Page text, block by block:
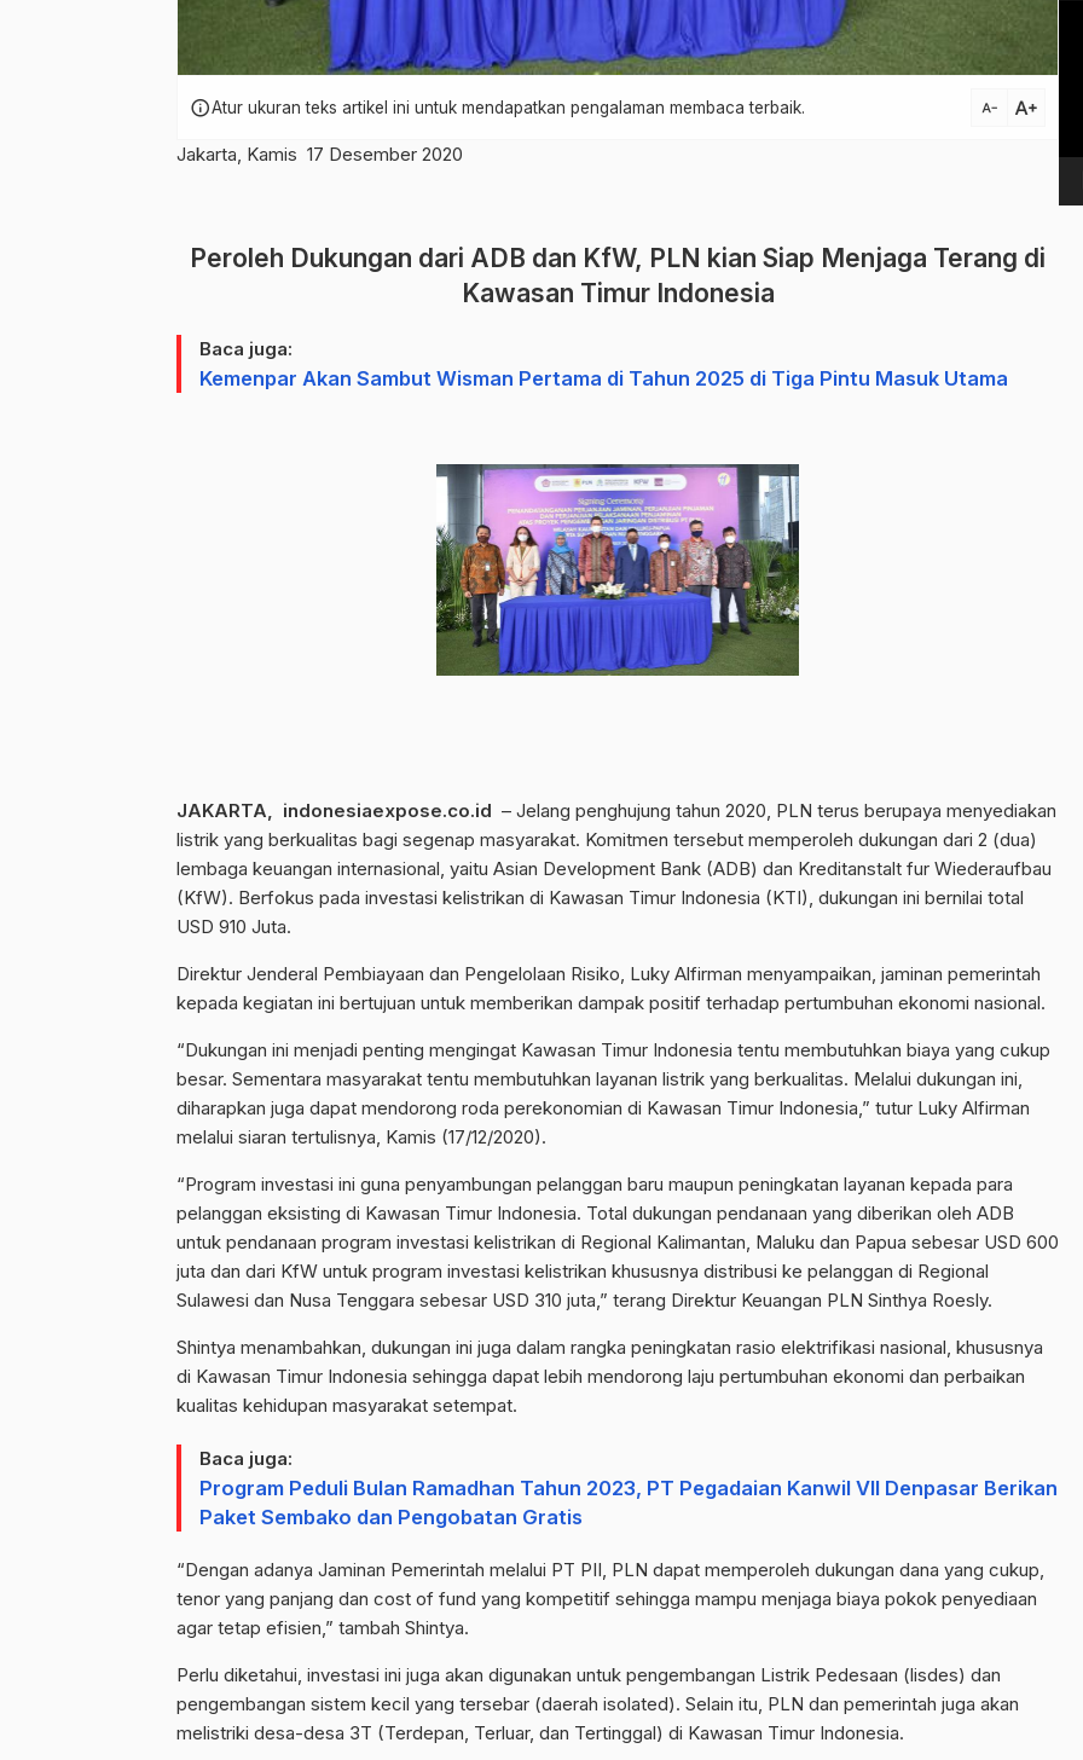
infoAtur ukuran teks artikel ini untuk mendapatkan pengalaman membaca terbaik. text_decrease text_increase
Jakarta, Kamis 17 Desember 2020
Peroleh Dukungan dari ADB dan KfW, PLN kian Siap Menjaga Terang di
Kawasan Timur Indonesia
Baca juga:
Kemenpar Akan Sambut Wisman Pertama di Tahun 2025 di Tiga Pintu Masuk Utama
JAKARTA, indonesiaexpose.co.id – Jelang penghujung tahun 2020, PLN terus berupaya menyediakan
listrik yang berkualitas bagi segenap masyarakat. Komitmen tersebut memperoleh dukungan dari 2 (dua)
lembaga keuangan internasional, yaitu Asian Development Bank (ADB) dan Kreditanstalt fur Wiederaufbau
(KfW). Berfokus pada investasi kelistrikan di Kawasan Timur Indonesia (KTI), dukungan ini bernilai total
USD 910 Juta.
Direktur Jenderal Pembiayaan dan Pengelolaan Risiko, Luky Alfirman menyampaikan, jaminan pemerintah
kepada kegiatan ini bertujuan untuk memberikan dampak positif terhadap pertumbuhan ekonomi nasional.
“Dukungan ini menjadi penting mengingat Kawasan Timur Indonesia tentu membutuhkan biaya yang cukup
besar. Sementara masyarakat tentu membutuhkan layanan listrik yang berkualitas. Melalui dukungan ini,
diharapkan juga dapat mendorong roda perekonomian di Kawasan Timur Indonesia,” tutur Luky Alfirman
melalui siaran tertulisnya, Kamis (17/12/2020).
“Program investasi ini guna penyambungan pelanggan baru maupun peningkatan layanan kepada para
pelanggan eksisting di Kawasan Timur Indonesia. Total dukungan pendanaan yang diberikan oleh ADB
untuk pendanaan program investasi kelistrikan di Regional Kalimantan, Maluku dan Papua sebesar USD 600
juta dan dari KfW untuk program investasi kelistrikan khususnya distribusi ke pelanggan di Regional
Sulawesi dan Nusa Tenggara sebesar USD 310 juta,” terang Direktur Keuangan PLN Sinthya Roesly.
Shintya menambahkan, dukungan ini juga dalam rangka peningkatan rasio elektrifikasi nasional, khususnya
di Kawasan Timur Indonesia sehingga dapat lebih mendorong laju pertumbuhan ekonomi dan perbaikan
kualitas kehidupan masyarakat setempat.
Baca juga:
Program Peduli Bulan Ramadhan Tahun 2023, PT Pegadaian Kanwil VII Denpasar Berikan
Paket Sembako dan Pengobatan Gratis
“Dengan adanya Jaminan Pemerintah melalui PT PII, PLN dapat memperoleh dukungan dana yang cukup,
tenor yang panjang dan cost of fund yang kompetitif sehingga mampu menjaga biaya pokok penyediaan
agar tetap efisien,” tambah Shintya.
Perlu diketahui, investasi ini juga akan digunakan untuk pengembangan Listrik Pedesaan (lisdes) dan
pengembangan sistem kecil yang tersebar (daerah isolated). Selain itu, PLN dan pemerintah juga akan
melistriki desa-desa 3T (Terdepan, Terluar, dan Tertinggal) di Kawasan Timur Indonesia.